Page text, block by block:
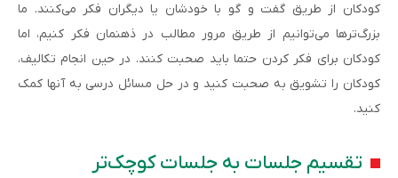
کودکان از طریق گفت و گو با خودشان یا دیگران فکر می‌کنند. ما
بزرگ‌ترها می‌توانیم از طریق مرور مطالب در ذهن­مان فکر کنیم، اما
کودکان برای فکر کردن حتما باید صحبت کنند. در حین انجام تکالیف،
کودکان را تشویق به صحبت کنید و در حل مسائل درسی به آن­ها کمک
کنید.
تقسیم جلسات به جلسات کوچک‌تر